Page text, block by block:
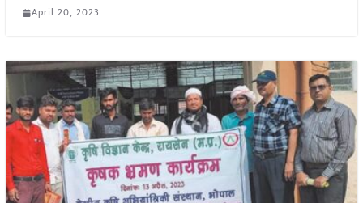
April 20, 2023